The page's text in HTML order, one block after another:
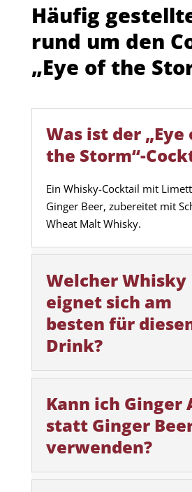
Häufig
rund um den
„Eye of the
Was ist der „Eye
the Storm“-
Ein Whisky-Cocktail mit
Ginger Beer, zubereitet mit
Wheat Malt Whisky.
Welcher Whisky
eignet sich am
besten für
Drink?
Kann ich Ginger
statt Ginger
verwenden?